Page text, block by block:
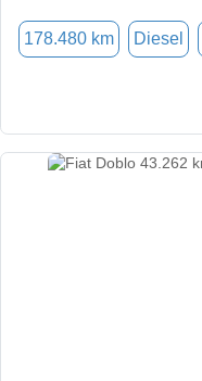
178.480 km Diesel